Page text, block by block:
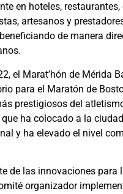
en hoteles,
artesanos y
de manera
el Marat’hón de Mérida
para el Maratón de
prestigiosos del
ha colocado a la
y ha elevado el nivel
de las innovaciones para
organizador